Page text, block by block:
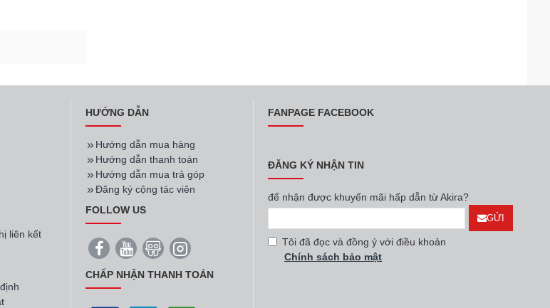
liên kết
HƯỚNG DẪN
Hướng dẫn mua hàng
Hướng dẫn thanh toán
Hướng dẫn mua trả góp
Đăng ký cộng tác viên
FOLLOW US
CHẤP NHẬN THANH TOÁN
FANPAGE FACEBOOK
ĐĂNG KÝ NHẬN TIN
để nhận được khuyến mãi hấp dẫn từ Akira?
GỬI
Tôi đã đọc và đồng ý với điều khoản
Chính sách bảo mật